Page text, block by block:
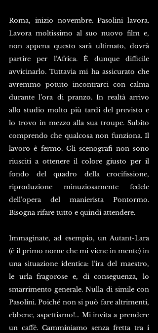
Roma, inizio novembre. Pasolini lavora.
Lavora moltissimo al suo nuovo film e,
non appena questo sarà ultimato, dovrà
partire per l’Africa. È dunque difficile
avvicinarlo. Tuttavia mi ha assicurato che
avremmo potuto incontrarci con calma
durante l’ora di pranzo. In realtà arrivo
allo studio molto più tardi del previsto e
lo trovo in mezzo alla sua troupe. Subito
comprendo che qualcosa non funziona. Il
lavoro è fermo. Gli scenografi non sono
riusciti a ottenere il colore giusto per il
fondo del quadro della crocifissione,
riproduzione minuziosamente fedele
dell’opera del manierista Pontormo.
Bisogna rifare tutto e quindi attendere.
Immaginate, ad esempio, un Autant-Lara
(è il primo nome che mi viene in mente) in
una situazione identica: l’ira del maestro,
le urla fragorose e, di conseguenza, lo
smarrimento generale. Nulla di simile con
Pasolini. Poiché non si può fare altrimenti,
ebbene, aspettiamo!… Mi invita a prendere
un caffè. Camminiamo senza fretta tra i